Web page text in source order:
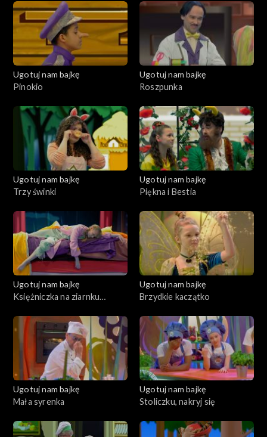
Ugotuj nam bajkę
Pinokio
Ugotuj nam bajkę
Roszpunka
Ugotuj nam bajkę
Trzy świnki
Ugotuj nam bajkę
Piękna i Bestia
Ugotuj nam bajkę
Księżniczka na ziarnku
Ugotuj nam bajkę
Brzydkie kaczątko
Ugotuj nam bajkę
Mała syrenka
Ugotuj nam bajkę
Stoliczku, nakryj się